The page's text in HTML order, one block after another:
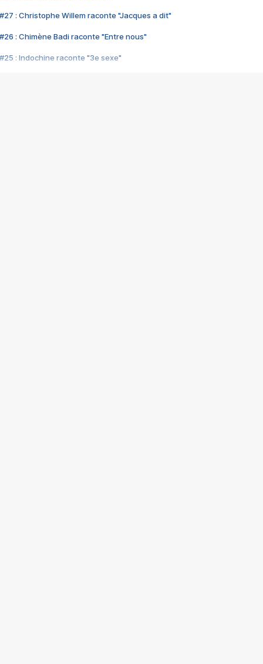
#27 : Christophe Willem raconte "Jacques a dit"
#26 : Chimène Badi raconte "Entre nous"
#25 : Indochine raconte "3e sexe"